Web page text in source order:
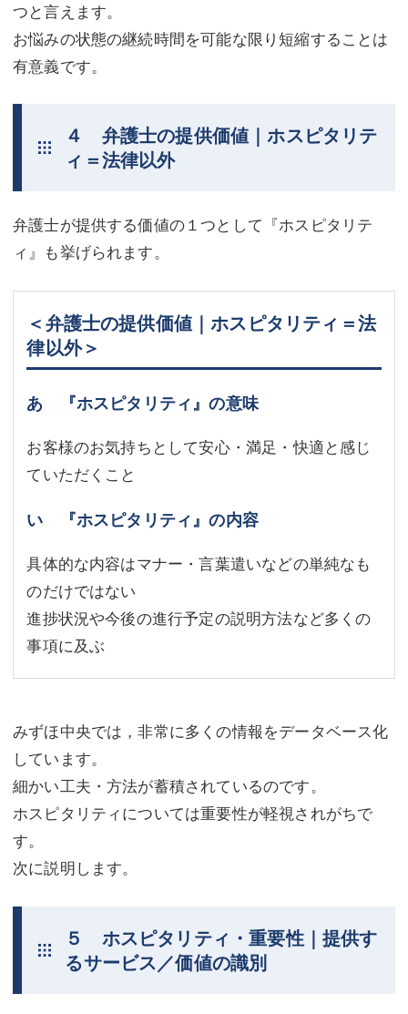
つと言えます。
お悩みの状態の継続時間を可能な限り短縮することは
有意義です。
４ 弁護士の提供価値｜ホスピタリテ
ィ＝法律以外
弁護士が提供する価値の１つとして『ホスピタリテ
ィ』も挙げられます。
＜弁護士の提供価値｜ホスピタリティ＝法
律以外＞
あ 『ホスピタリティ』の意味
お客様のお気持ちとして安心・満足・快適と感じ
ていただくこと
い 『ホスピタリティ』の内容
具体的な内容はマナー・言葉遣いなどの単純なも
のだけではない
進捗状況や今後の進行予定の説明方法など多くの
事項に及ぶ
みずほ中央では，非常に多くの情報をデータベース化
しています。
細かい工夫・方法が蓄積されているのです。
ホスピタリティについては重要性が軽視されがちで
す。
次に説明します。
５ ホスピタリティ・重要性｜提供す
るサービス／価値の識別